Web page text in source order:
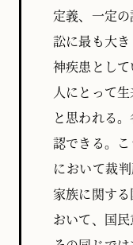
定義、一定
訟に最も大
神疾患とし
人にとって
と思われる
認できる。
において裁
家族に関す
おいて、国民